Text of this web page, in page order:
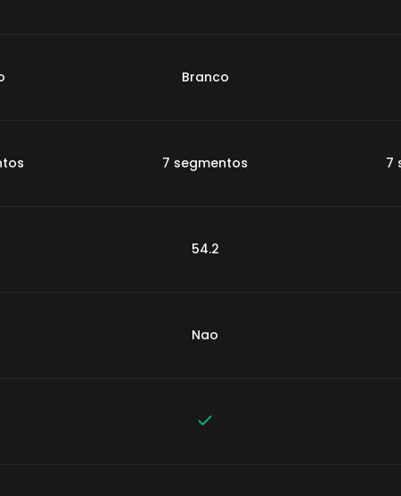
Branco
7 segmentos 7
54.2
Nao